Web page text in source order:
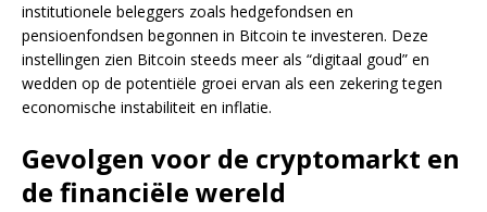
institutionele beleggers zoals hedgefondsen en
pensioenfondsen begonnen in Bitcoin te investeren. Deze
instellingen zien Bitcoin steeds meer als “digitaal goud” en
wedden op de potentiële groei ervan als een zekering tegen
economische instabiliteit en inflatie.
Gevolgen voor de cryptomarkt en
de financiële wereld